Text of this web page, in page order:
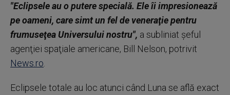
"Eclipsele au o putere specială. Ele îi impresionează
pe oameni, care simt un fel de veneraţie pentru
frumuseţea Universului nostru", a subliniat şeful
agenţiei spaţiale americane, Bill Nelson, potrivit
News.ro
Eclipsele totale au loc atunci când Luna se află exact